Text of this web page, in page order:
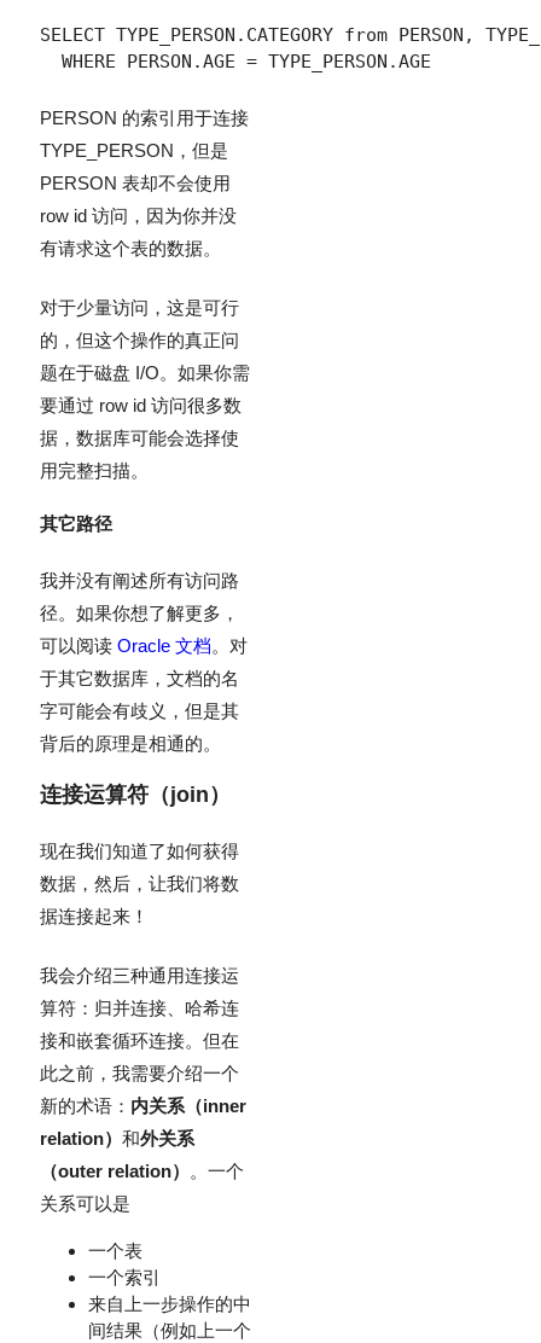
SELECT TYPE_PERSON.CATEGORY from PERSON,
PERSON 的索引用于连接
TYPE_PERSON，但是
PERSON 表却不会使用
row id 访问，因为你并没
有请求这个表的数据。
对于少量访问，这是可行
的，但这个操作的真正问
题在于磁盘 I/O。如果你需
要通过 row id 访问很多数
据，数据库可能会选择使
用完整扫描。
其它路径
我并没有阐述所有访问路
径。如果你想了解更多，
可以阅读 Oracle 文档。对
于其它数据库，文档的名
字可能会有歧义，但是其
背后的原理是相通的。
连接运算符（join）
现在我们知道了如何获得
数据，然后，让我们将数
据连接起来！
我会介绍三种通用连接运
算符：归并连接、哈希连
接和嵌套循环连接。但在
此之前，我需要介绍一个
新的术语： 内关系（inner
relation） 和外关系
（outer relation）
。一个
关系可以是
一个表
一个索引
来自上一步操作的中
间结果（例如上一个